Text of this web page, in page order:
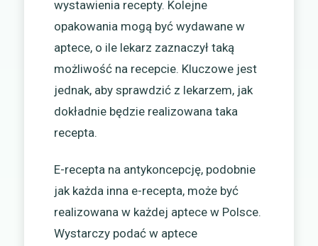
wystawienia recepty. Kolejne
opakowania mogą być wydawane w
aptece, o ile lekarz zaznaczył taką
możliwość na recepcie. Kluczowe jest
jednak, aby sprawdzić z lekarzem, jak
dokładnie będzie realizowana taka
recepta.
E-recepta na antykoncepcję, podobnie
jak każda inna e-recepta, może być
realizowana w każdej aptece w Polsce.
Wystarczy podać w aptece